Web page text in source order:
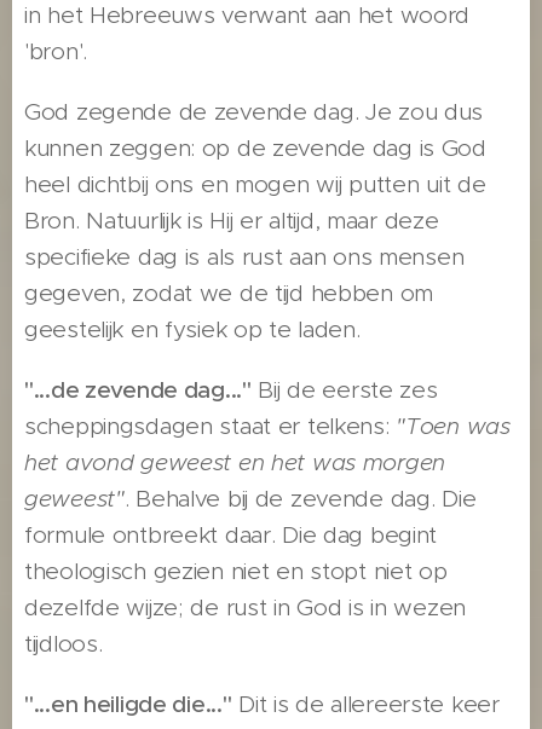
in het Hebreeuws verwant aan het woord
'bron'.
God zegende de zevende dag. Je zou dus
kunnen zeggen: op de zevende dag is God
heel dichtbij ons en mogen wij putten uit de
Bron. Natuurlijk is Hij er altijd, maar deze
specifieke dag is als rust aan ons mensen
gegeven, zodat we de tijd hebben om
geestelijk en fysiek op te laden.
"...de zevende dag..." Bij de eerste zes
scheppingsdagen staat er telkens: "Toen was
het avond geweest en het was morgen
geweest". Behalve bij de zevende dag. Die
formule ontbreekt daar. Die dag begint
theologisch gezien niet en stopt niet op
dezelfde wijze; de rust in God is in wezen
tijdloos.
"...en heiligde die..." Dit is de allereerste keer